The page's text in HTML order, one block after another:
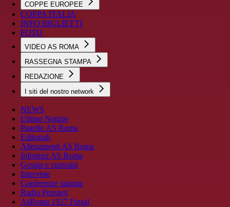
COPPE EUROPEE
COPPA ITALIA
INFO BIGLIETTI
FOTO
VIDEO AS ROMA
RASSEGNA STAMPA
REDAZIONE
I siti del nostro network
NEWS
Ultime Notizie
Pagelle AS Roma
Editoriali
Allenamenti AS Roma
Infortuni AS Roma
Gossip e curiosità
Interviste
Conferenze stampa
Radio Pensieri
AsRoma 1927 Futsal